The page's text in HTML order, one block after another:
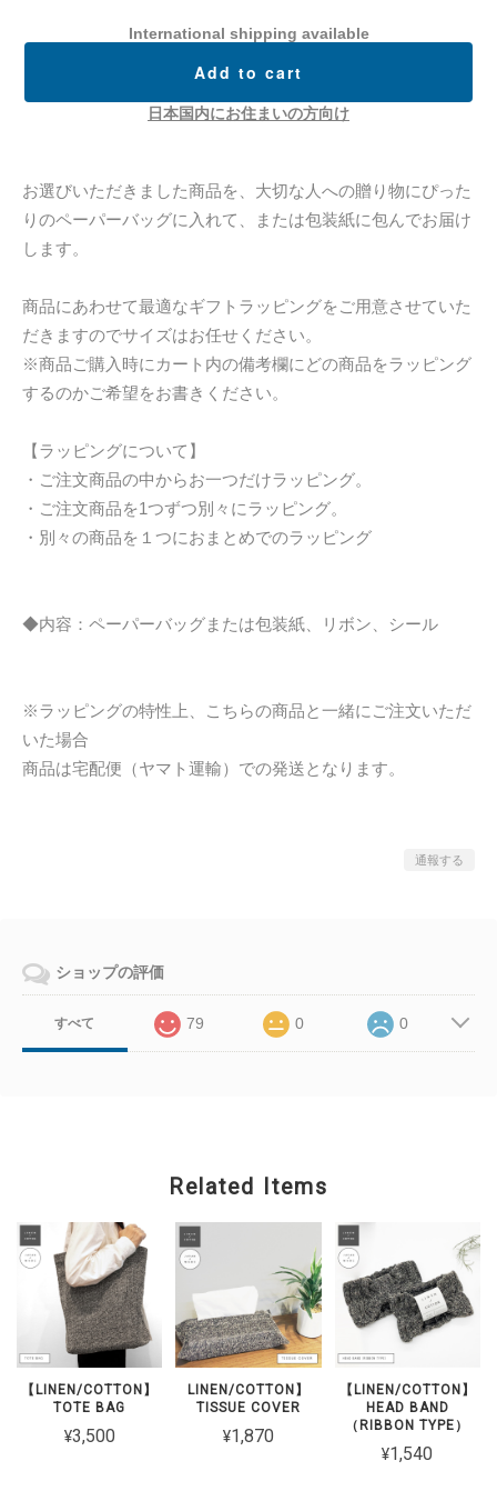
International shipping available
Add to cart
日本国内にお住まいの方向け
お選びいただきました商品を、大切な人への贈り物にぴった
りのペーパーバッグに入れて、または包装紙に包んでお届け
します。
商品にあわせて最適なギフトラッピングをご用意させていた
だきますのでサイズはお任せください。
※商品ご購入時にカート内の備考欄にどの商品をラッピング
するのかご希望をお書きください。
【ラッピングについて】
・ご注文商品の中からお一つだけラッピング。
・ご注文商品を1つずつ別々にラッピング。
・別々の商品を１つにおまとめでのラッピング
◆内容：ペーパーバッグまたは包装紙、リボン、シール
※ラッピングの特性上、こちらの商品と一緒にご注文いただ
いた場合
商品は宅配便（ヤマト運輸）での発送となります。
通報する
ショップの評価
すべて 79 0 0
Related Items
【LINEN/COTTON】
TOTE BAG
¥3,500
LINEN/COTTON】
TISSUE COVER
¥1,870
【LINEN/COTTON】
HEAD BAND
（RIBBON TYPE）
¥1,540